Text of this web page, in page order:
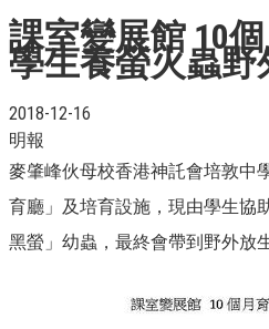
課室變展館 10
學生養螢火蟲野
2018-12-16
明報
麥肇峰伙母校香港神託會培敦中
育廳」及培育設施，現由學生協
黑螢」幼蟲，最終會帶到野外放生